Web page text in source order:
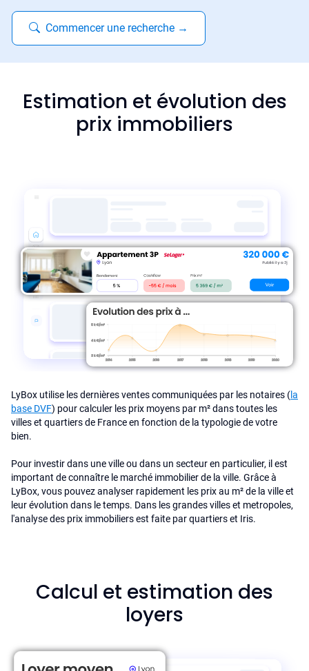
Commencer une recherche →
Estimation et évolution des
prix immobiliers
LyBox utilise les dernières ventes communiquées par les notaires (la
base DVF) pour calculer les prix moyens par m² dans toutes les
villes et quartiers de France en fonction de la typologie de votre
bien.
Pour investir dans une ville ou dans un secteur en particulier, il est
important de connaître le marché immobilier de la ville. Grâce à
LyBox, vous pouvez analyser rapidement les prix au m² de la ville et
leur évolution dans le temps. Dans les grandes villes et metropoles,
l'analyse des prix immobiliers est faite par quartiers et Iris.
Calcul et estimation des
loyers